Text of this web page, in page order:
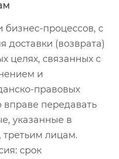
бизнес-процессов, с
доставки (возврата)
целях, связанных с
и
правовых
передавать
указанные в
третьим лицам.
срок